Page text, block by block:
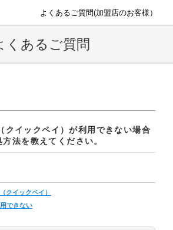
よくあるご質問(加盟店のお客様）
くあるご質問
イックペイ）が利用できない場合
法を教えてください。
クイックペイ）
できない